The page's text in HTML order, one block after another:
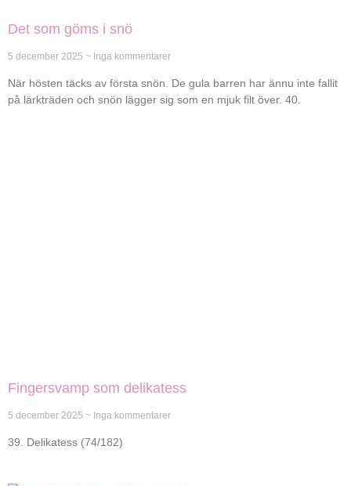
Det som göms i snö
5 december 2025 Inga kommentarer
När hösten täcks av första snön. De gula barren har ännu inte fallit
på lärkträden och snön lägger sig som en mjuk filt över. 40.
Fingersvamp som delikatess
5 december 2025 Inga kommentarer
39. Delikatess (74/182)